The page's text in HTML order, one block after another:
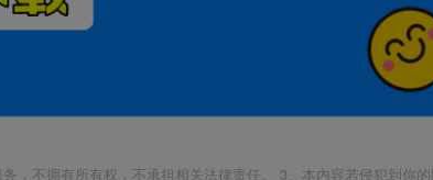
，不拥有所有权，不承担相关法律责任。 3、本内容若侵犯到你